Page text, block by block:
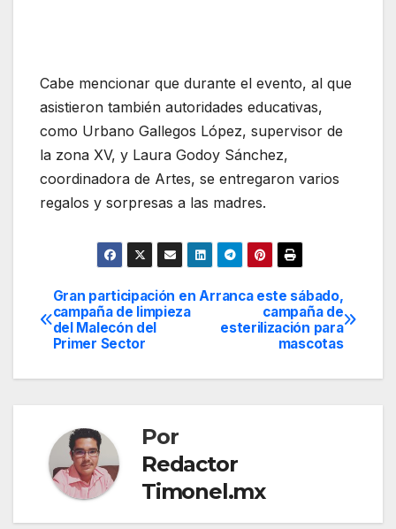
Cabe mencionar que durante el evento, al que
asistieron también autoridades educativas,
como Urbano Gallegos López, supervisor de
la zona XV, y Laura Godoy Sánchez,
coordinadora de Artes, se entregaron varios
regalos y sorpresas a las madres.
Navegación
de
entradas
Arranca este sábado,
campaña de
esterilización para
mascotas
Gran participación en
campaña de limpieza
del Malecón del
Primer Sector
Por
Redactor
Timonel.mx